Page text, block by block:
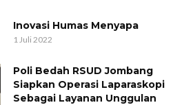
Inovasi Humas Menyapa
1 Juli 2022
Poli Bedah RSUD Jombang
Siapkan Operasi Laparaskopi
Sebagai Layanan Unggulan